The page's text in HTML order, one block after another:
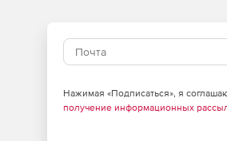
Нажимая «Подписаться», я
получение информационных